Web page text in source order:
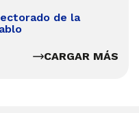
de la
CARGAR MÁS